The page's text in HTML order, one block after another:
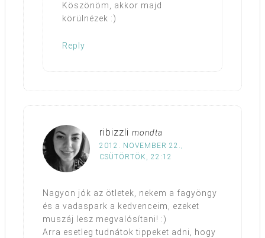
Köszönöm, akkor majd
körülnézek :)
Reply
ribizzli mondta
2012. NOVEMBER 22.,
CSÜTÖRTÖK, 22:12
Nagyon jók az ötletek, nekem a fagyöngy
és a vadaspark a kedvenceim, ezeket
muszáj lesz megvalósítani! :)
Arra esetleg tudnátok tippeket adni, hogy